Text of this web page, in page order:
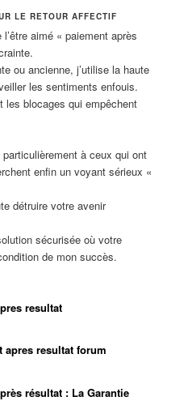
LE RETOUR AFFECTIF
l’être aimé « paiement après
ou ancienne, j’utilise la haute
les sentiments enfouis.
les blocages qui empêchent
à ceux qui ont
enfin un voyant sérieux «
détruire votre avenir
sécurisée où votre
de mon succès.
resultat
apres resultat forum
résultat : La Garantie